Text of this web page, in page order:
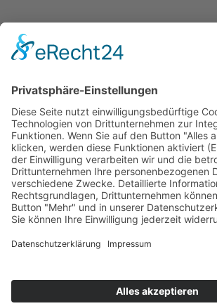
Kontakt Messen Zahlen und Fakten
Denken Sie Über uns